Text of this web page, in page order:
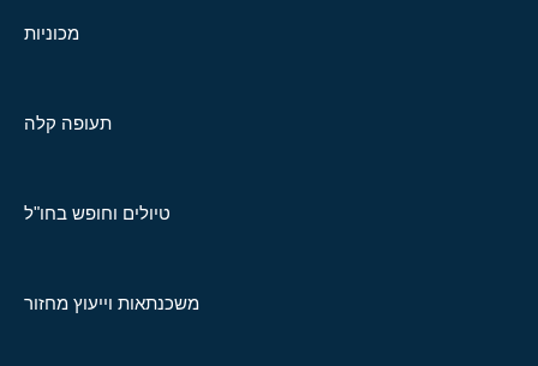
מכוניות
תעופה קלה
טיולים וחופש בחו"ל
משכנתאות וייעוץ מחזור